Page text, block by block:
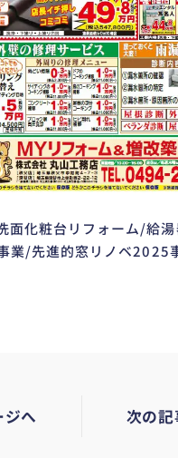
化粧台リフォーム/給
業/先進的窓リノベ2025
へ 次の記